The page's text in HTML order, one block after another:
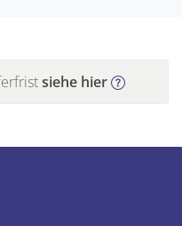
siehe hier